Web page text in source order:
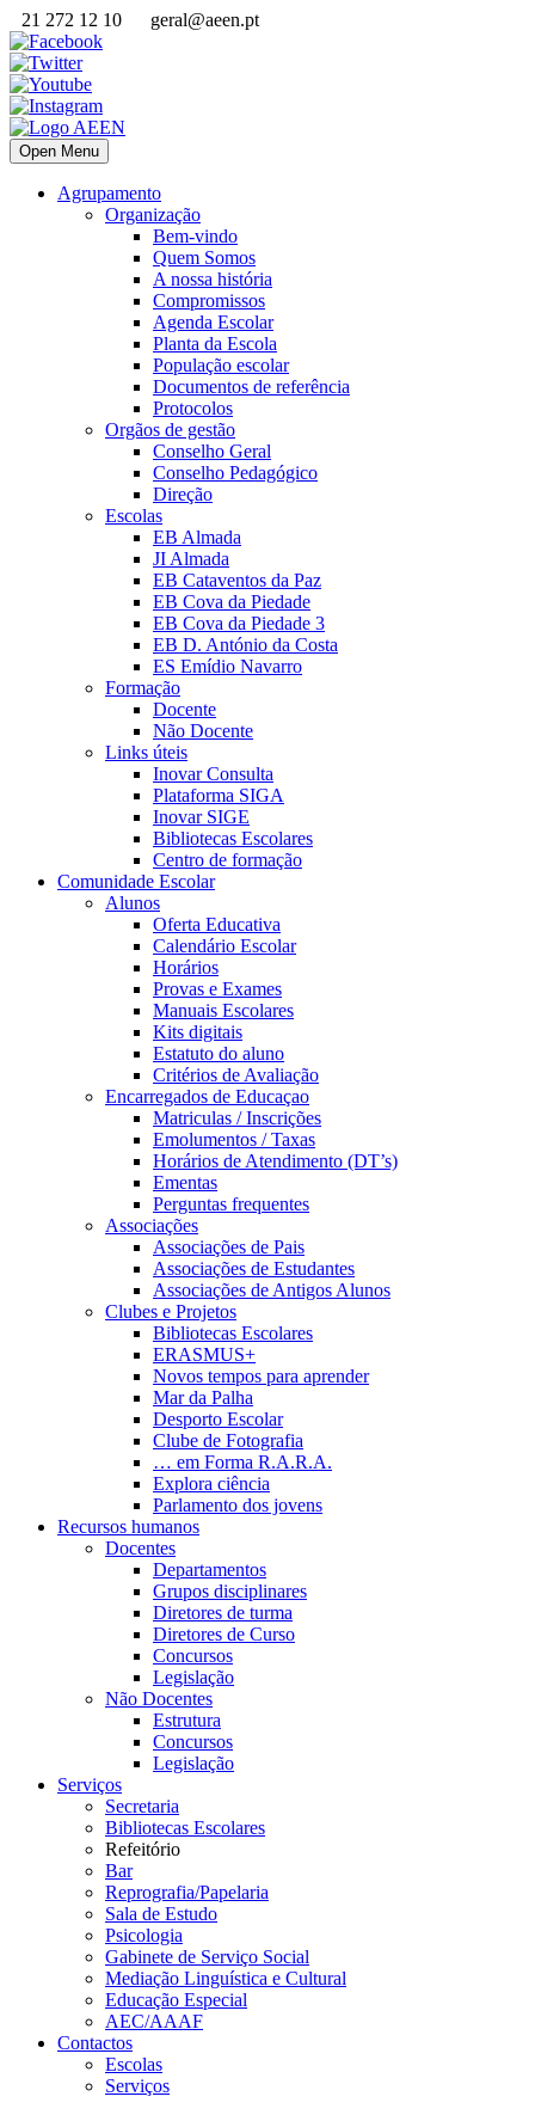
21 272 12 10 geral@aeen.pt
Open Menu
Agrupamento
Organização
Bem-vindo
Quem Somos
A nossa história
Compromissos
Agenda Escolar
Planta da Escola
População escolar
Documentos de referência
Protocolos
Orgãos de gestão
Conselho Geral
Conselho Pedagógico
Direção
Escolas
EB Almada
JI Almada
EB Cataventos da Paz
EB Cova da Piedade
EB Cova da Piedade 3
EB D. António da Costa
ES Emídio Navarro
Formação
Docente
Não Docente
Links úteis
Inovar Consulta
Plataforma SIGA
Inovar SIGE
Bibliotecas Escolares
Centro de formação
Comunidade Escolar
Alunos
Oferta Educativa
Calendário Escolar
Horários
Provas e Exames
Manuais Escolares
Kits digitais
Estatuto do aluno
Critérios de Avaliação
Encarregados de Educaçao
Matriculas / Inscrições
Emolumentos / Taxas
Horários de Atendimento (DT’s)
Ementas
Perguntas frequentes
Associações
Associações de Pais
Associações de Estudantes
Associações de Antigos Alunos
Clubes e Projetos
Bibliotecas Escolares
ERASMUS+
Novos tempos para aprender
Mar da Palha
Desporto Escolar
Clube de Fotografia
… em Forma R.A.R.A.
Explora ciência
Parlamento dos jovens
Recursos humanos
Docentes
Departamentos
Grupos disciplinares
Diretores de turma
Diretores de Curso
Concursos
Legislação
Não Docentes
Estrutura
Concursos
Legislação
Serviços
Secretaria
Bibliotecas Escolares
Refeitório
Bar
Reprografia/Papelaria
Sala de Estudo
Psicologia
Gabinete de Serviço Social
Mediação Linguística e Cultural
Educação Especial
AEC/AAAF
Contactos
Escolas
Serviços